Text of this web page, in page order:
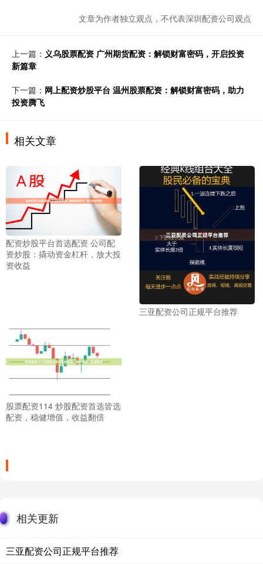
文章为作者独立观点，不代表深圳配资公司观点
上一篇： 义乌股票配资 广州期货配资：解锁财富密码，开启投资
新篇章
下一篇： 网上配资炒股平台 温州股票配资：解锁财富密码，助力
投资腾飞
相关文章
配资炒股平台首选配资 公司配
资炒股：撬动资金杠杆，放大投
资收益
三亚配资公司正规平台推荐
股票配资114 炒股配资首选皆选
配资，稳健增值，收益翻倍
相关更新
三亚配资公司正规平台推荐